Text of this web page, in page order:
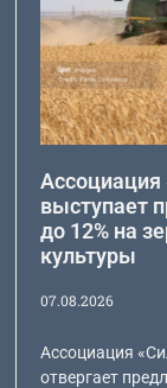
выступает
до 12% на
культуры
07.08.2026
Ассоциация
отвергает